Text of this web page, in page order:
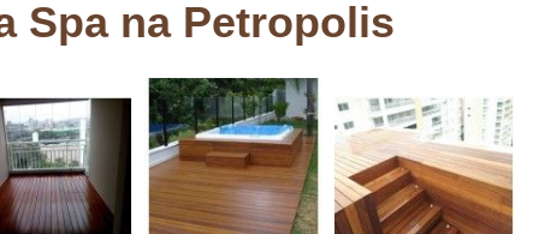
Deck em Madeira Cumaru
Deck para Sacada
Marcenaria com Móveis Planejados
Marcenaria de Personalização de
Marcenaria de Planejado para Residência
Spa na Petropolis